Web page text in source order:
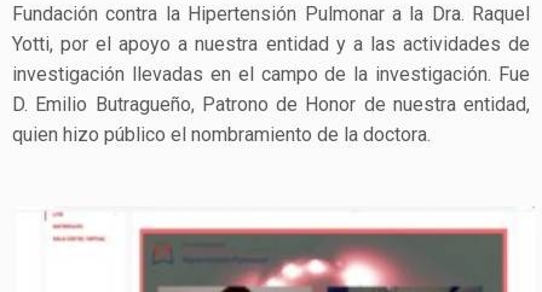
Fundación contra la Hipertensión Pulmonar a la Dra. Raquel
Yotti, por el apoyo a nuestra entidad y a las actividades de
investigación llevadas en el campo de la investigación. Fue
D. Emilio Butragueño, Patrono de Honor de nuestra entidad,
quien hizo público el nombramiento de la doctora.